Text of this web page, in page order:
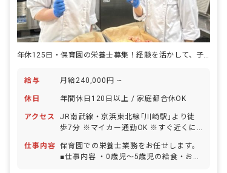
給与 月給240,000円 ~
休日 年間休日120日以上 / 家庭都合休OK
アクセス
JR南武線・京浜東北線｢川崎駅｣より徒
歩7分 ※マイカー通勤OK ※すぐ近くに
が入った「ラゾーナ川崎プラザ」があ
り、お買物にも便利です！
仕事内容 保育園での栄養士業務をお任せします。
■仕事内容 ・0歳児～5歳児の給食・おや